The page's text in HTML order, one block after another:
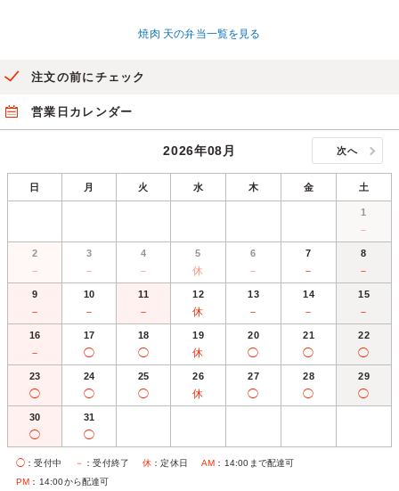
焼肉 天の弁当一覧を見る
注文の前にチェック
営業日カレンダー
2026年08月 次へ
日 月 火 水 木 金 土
1
－
2
－
3
－
4
－
5
休
6
－
7
－
8
－
9
－
10
－
11
－
12
休
13
－
14
－
15
－
16
－
17
◯
18
◯
19
休
20
◯
21
◯
22
◯
23
◯
24
◯
25
◯
26
休
27
◯
28
◯
29
◯
30
◯
31
◯
◯ ：受付中 － ：受付終了 休 ：定休日 AM ：14:00まで配達可
PM ：14:00から配達可